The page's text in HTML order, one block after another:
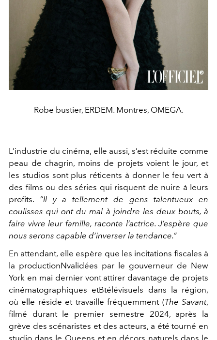
Robe bustier, ERDEM. Montres, OMEGA.
L’industrie du cinéma, elle aussi, s’est réduite comme
peau de chagrin, moins de projets voient le jour, et
les studios sont plus réticents à donner le feu vert à
des films ou des séries qui risquent de nuire à leurs
profits. “Il y a tellement de gens talentueux en
coulisses qui ont du mal à joindre les deux bouts, à
faire vivre leur famille, raconte l’actrice. J’espère que
nous serons capable d’inverser la tendance.”
En attendant, elle espère que les incitations fiscales à
la productionNvalidées par le gouverneur de New
York en mai dernier vont attirer davantage de projets
cinématographiques etBtélévisuels dans la région,
où elle réside et travaillefréquemment (The Savant,
filmé durant le premier semestre 2024, après la
grève des scénaristes et des acteurs, a été tourné en
studio dans le Queens et en décors naturels dans le